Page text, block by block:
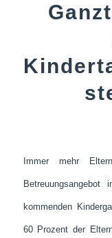
Immer mehr
kommenden
60 Prozent der